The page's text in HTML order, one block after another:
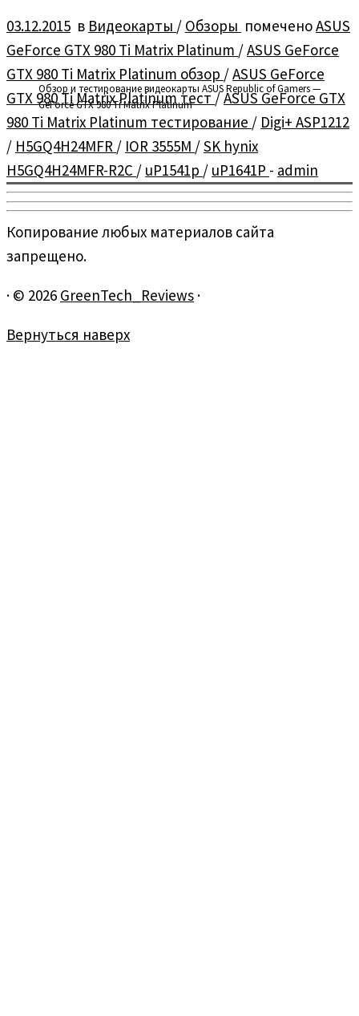
Обзор и тестирование видеокарты ASUS Republic of Gamers —
GeForce GTX 980 Ti Matrix Platinum
03.12.2015 в Видеокарты / Обзоры помеченоASUS
GeForce GTX 980 Ti Matrix Platinum /ASUS GeForce
GTX 980 Ti Matrix Platinum обзор /ASUS GeForce
GTX 980 Ti Matrix Platinum тест/ASUS GeForce GTX
980 Ti Matrix Platinum тестирование / Digi+ ASP1212
/ H5GQ4H24MFR / IOR 3555M /SK hynix
H5GQ4H24MFR-R2C / uP1541p / uP1641P - admin
Копирование любых материалов сайта
запрещено.
· © 2026 GreenTech_Reviews ·
Вернуться наверх